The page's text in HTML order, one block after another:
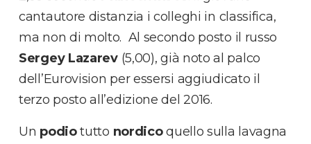
cantautore distanzia i colleghi in classifica,
ma non di molto. Al secondo posto il russo
Sergey Lazarev (5,00), già noto al palco
dell’Eurovision per essersi aggiudicato il
terzo posto all’edizione del 2016.
Un podiotutto nordicoquello sulla lavagna